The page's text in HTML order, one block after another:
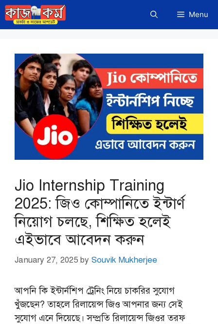
Skip
to
content
Menu
Jio Internship Training
2025: জিও কোম্পানিতে ইন্টার্ণ
নিয়োগ চলছে, শিক্ষিত হলেই
এইভাবে আবেদন করুন
January 27, 2025 by Souvik Mukherjee
আপনি কি ইন্টার্নশিপ ট্রেনিং নিয়ে চাকরির সুযোগ
খুঁজছেন? তাহলে রিলায়েন্স জিও আপনার জন্য সেই
সুযোগ এনে দিয়েছে। সম্প্রতি রিলায়েন্স জিওর তরফ